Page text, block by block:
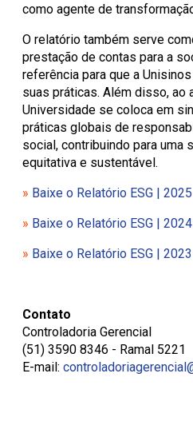
como agente de
O relatório também serve
prestação de contas para a
referência para que a
suas práticas. Além disso, ao
Universidade se coloca em
práticas globais de
social, contribuindo para uma
equitativa e sustentável.
» Baixe o Relatório ESG |
» Baixe o Relatório ESG |
» Baixe o Relatório ESG |
Contato
Controladoria Gerencial
(51) 3590 8346 - Ramal 5221
E-mail: